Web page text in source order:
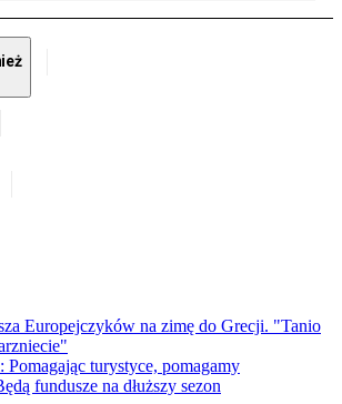
Europejczyków na zimę do Grecji. "Tanio
Pomagając turystyce, pomagamy
fundusze na dłuższy sezon